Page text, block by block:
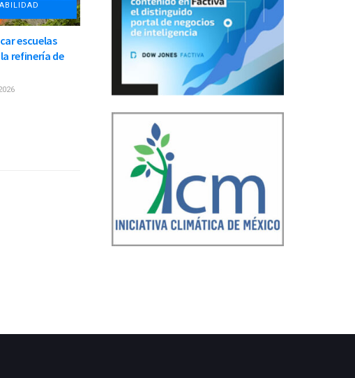
escuelas
refinería de